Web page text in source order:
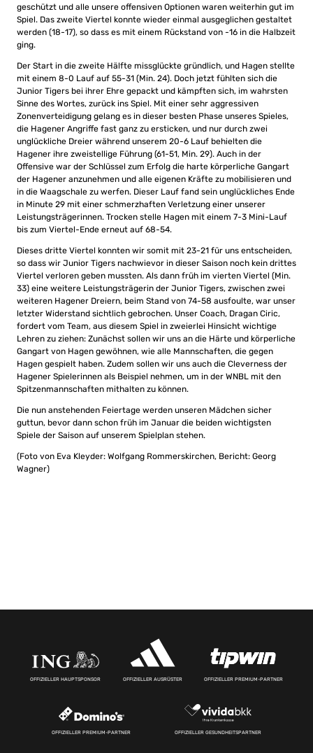
geschützt und alle unsere offensiven Optionen waren weiterhin gut im
Spiel. Das zweite Viertel konnte wieder einmal ausgeglichen gestaltet
werden (18-17), so dass es mit einem Rückstand von -16 in die Halbzeit
ging.
Der Start in die zweite Hälfte missglückte gründlich, und Hagen stellte
mit einem 8-0 Lauf auf 55-31 (Min. 24). Doch jetzt fühlten sich die
Junior Tigers bei ihrer Ehre gepackt und kämpften sich, im wahrsten
Sinne des Wortes, zurück ins Spiel. Mit einer sehr aggressiven
Zonenverteidigung gelang es in dieser besten Phase unseres Spieles,
die Hagener Angriffe fast ganz zu ersticken, und nur durch zwei
unglückliche Dreier während unserem 20-6 Lauf behielten die
Hagener ihre zweistellige Führung (61-51, Min. 29). Auch in der
Offensive war der Schlüssel zum Erfolg die harte körperliche Gangart
der Hagener anzunehmen und alle eigenen Kräfte zu mobilisieren und
in die Waagschale zu werfen. Dieser Lauf fand sein unglückliches Ende
in Minute 29 mit einer schmerzhaften Verletzung einer unserer
Leistungsträgerinnen. Trocken stelle Hagen mit einem 7-3 Mini-Lauf
bis zum Viertel-Ende erneut auf 68-54.
Dieses dritte Viertel konnten wir somit mit 23-21 für uns entscheiden,
so dass wir Junior Tigers nachwievor in dieser Saison noch kein drittes
Viertel verloren geben mussten. Als dann früh im vierten Viertel (Min.
33) eine weitere Leistungsträgerin der Junior Tigers, zwischen zwei
weiteren Hagener Dreiern, beim Stand von 74-58 ausfoulte, war unser
letzter Widerstand sichtlich gebrochen. Unser Coach, Dragan Ciric,
fordert vom Team, aus diesem Spiel in zweierlei Hinsicht wichtige
Lehren zu ziehen: Zunächst sollen wir uns an die Härte und körperliche
Gangart von Hagen gewöhnen, wie alle Mannschaften, die gegen
Hagen gespielt haben. Zudem sollen wir uns auch die Cleverness der
Hagener Spielerinnen als Beispiel nehmen, um in der WNBL mit den
Spitzenmannschaften mithalten zu können.
Die nun anstehenden Feiertage werden unseren Mädchen sicher
guttun, bevor dann schon früh im Januar die beiden wichtigsten
Spiele der Saison auf unserem Spielplan stehen.
(Foto von Eva Kleyder: Wolfgang Rommerskirchen, Bericht: Georg
Wagner)
OFFIZIELLER HAUPTSPONSOR OFFIZIELLER AUSRÜSTER OFFIZIELLER PREMIUM-PARTNER
OFFIZIELLER PREMIUM-PARTNER OFFIZIELLER GESUNDHEITSPARTNER